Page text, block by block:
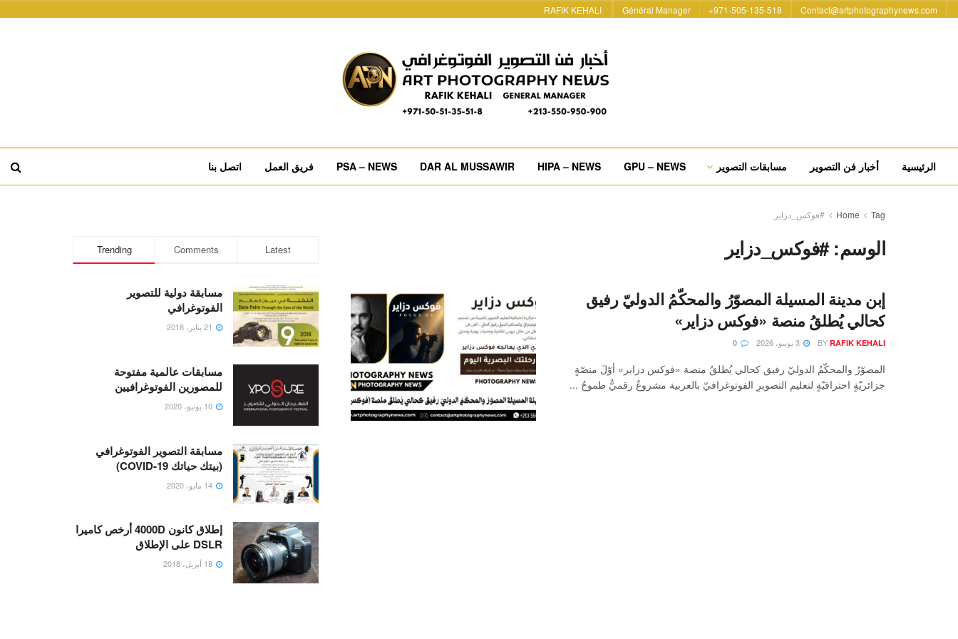
Contact@artphotographynews.com
971-505-135-518+
Général Manager
RAFIK KEHALI
الرئيسية أخبار فن التصوير مسابقات التصوير GPU – NEWS
HIPA – NEWS
DAR AL MUSSAWIR
PSA – NEWS فريق العمل اتصل بنا
Home Tag #فوكس_دزاير
الوسم:#فوكس_دزاير
إبن مدينة المسيلة المصوّرُ والمحكّمُ الدوليّ رفيق
كحالي يُطلقُ منصة «فوكس دزاير»
BY RAFIK KEHALI
المصوّرُ والمحكّمُ الدوليّ رفيق كحالي يُطلقُ منصة «فوكس دزاير» أوّلَ منصّةٍ
جزائريّةٍ احترافيّةٍ لتعليمِ التصويرِ الفوتوغرافيّ بالعربية مشروعٌ رقميٌّ طموحٌ ...
Trending Comments Latest
مسابقة دولية للتصوير
الفوتوغرافي
مسابقات عالمية مفتوحة
للمصورين الفوتوغرافيين
مسابقة التصوير الفوتوغرافي
(بيتك حياتك COVID-19)
إطلاق كانون 4000D أرخص كاميرا
DSLR على الإطلاق